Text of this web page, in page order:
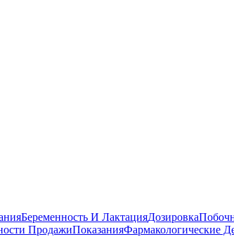
Беременность И ЛактацияДозировка
ПродажиПоказанияФармакологические